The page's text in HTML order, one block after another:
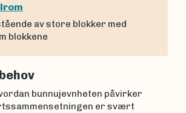
av store blokker med
blokkene
bunnujevnheten påvirker
er svært